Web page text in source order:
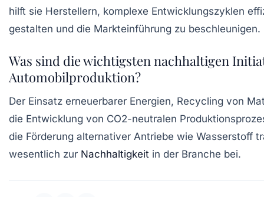
hilft sie Herstellern, komplexe Entwicklungszyklen
gestalten und die Markteinführung zu beschleunigen.
Was sind die wichtigsten nachhaltigen
Automobilproduktion?
Der Einsatz erneuerbarer Energien, Recycling von
die Entwicklung von CO2-neutralen
die Förderung alternativer Antriebe wie Wasserstoff
wesentlich zur Nachhaltigkeit in der Branche bei.